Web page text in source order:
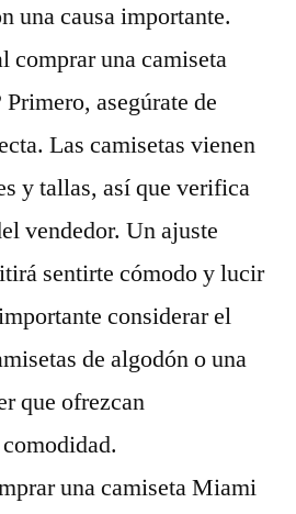
una causa importante.
comprar una camiseta
asegúrate de
Las camisetas vienen
y tallas, así que verifica
vendedor. Un ajuste
sentirte cómodo y lucir
considerar el
de algodón o una
que ofrezcan
una camiseta Miami